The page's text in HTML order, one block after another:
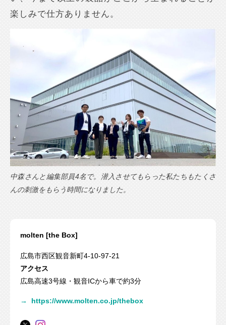
楽しみで仕方ありません。
中森さんと編集部員4名で。潜入させてもらった私たちもたくさ
んの刺激をもらう時間になりました。
molten [the Box]
広島市西区観音新町4-10-97-21
アクセス
広島高速3号線・観音ICから車で約3分
→ https://www.molten.co.jp/thebox